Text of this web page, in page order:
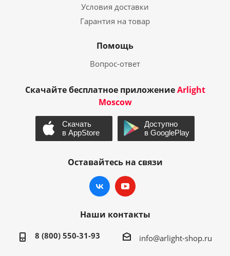
Условия доставки
Гарантия на товар
Помощь
Вопрос-ответ
Скачайте бесплатное приложениеArlight
Moscow
Оставайтесь на связи
Наши контакты
8 (800) 550-31-93 info@arlight-shop.ru